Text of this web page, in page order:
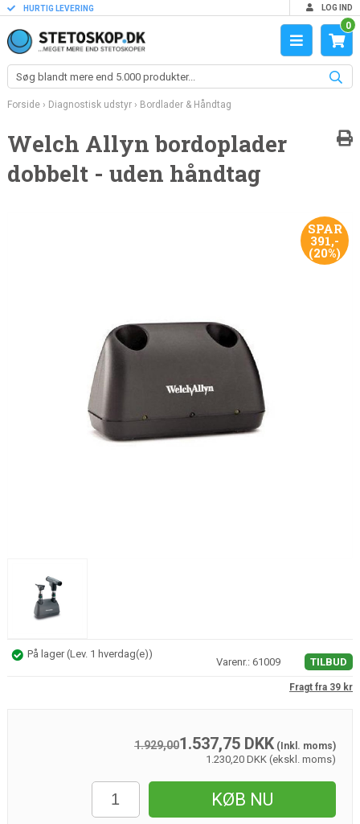
HURTIG LEVERING LOG IND
0
Forside› Diagnostisk udstyr› Bordlader & Håndtag
Welch Allyn bordoplader
dobbelt - uden håndtag
SPAR
391,-
(20%)
På lager(Lev. 1 hverdag(e))
Varenr.:61009
Fragt fra 39 kr
1.929,001.537,75 DKK(Inkl. moms)
1.230,20 DKK (ekskl. moms)
KØB NU